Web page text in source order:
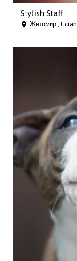
Stylish Staff
Житомир ,